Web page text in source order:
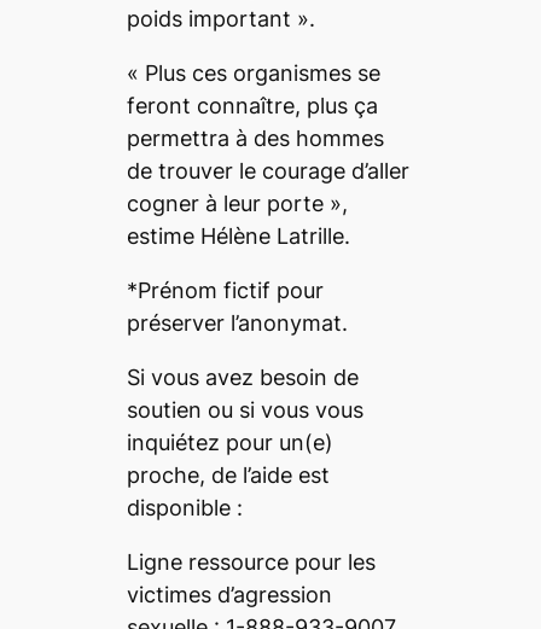
poids important ».
« Plus ces organismes se
feront connaître, plus ça
permettra à des hommes
de trouver le courage d’aller
cogner à leur porte »,
estime Hélène Latrille.
*Prénom fictif pour
préserver l’anonymat.
Si vous avez besoin de
soutien ou si vous vous
inquiétez pour un(e)
proche, de l’aide est
disponible :
Ligne ressource pour les
victimes d’agression